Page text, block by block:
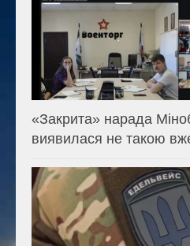
«Закрита» нарада
виявилася не такою